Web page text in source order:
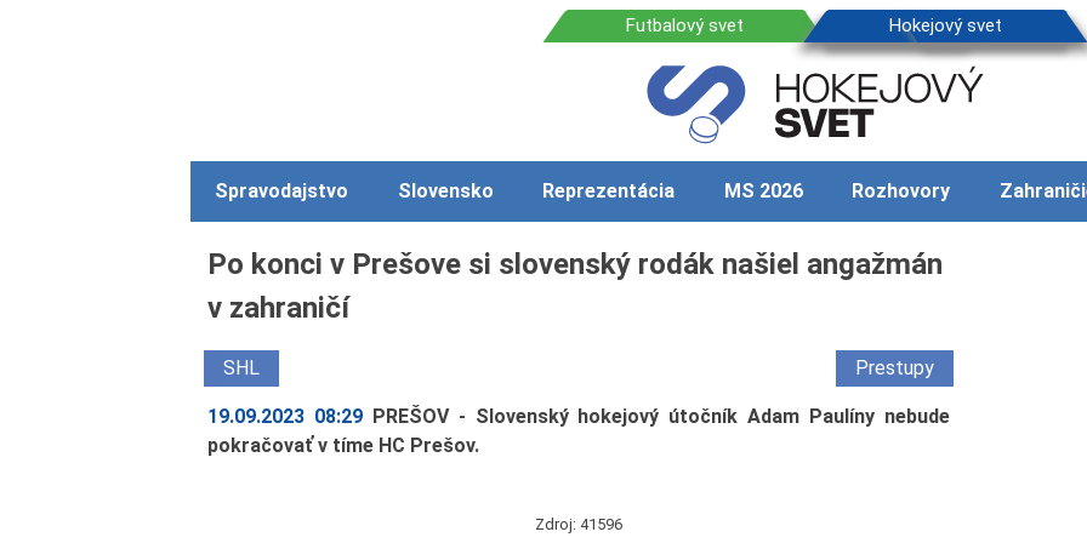
Spravodajstvo Slovensko Reprezentácia MS 2026 Rozhovory
Po konci v Prešove si slovenský rodák našiel angažmán
v zahraničí
SHL Prestupy
19.09.2023 08:29 PREŠOV - Slovenský hokejový útočník Adam Paulíny nebude
pokračovať v tíme HC Prešov.
Zdroj: 41596